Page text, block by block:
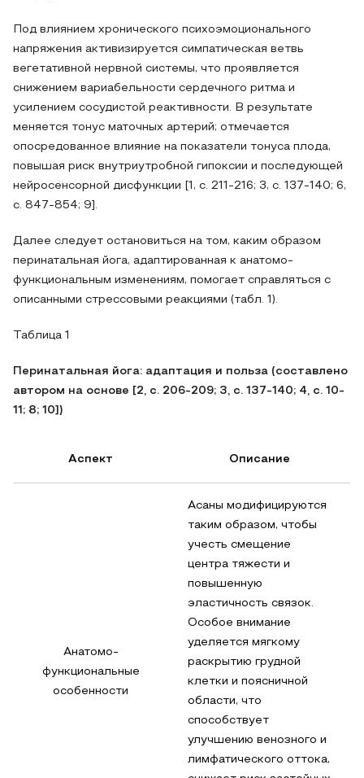
Под влиянием хронического психоэмоционального
напряжения активизируется симпатическая ветвь
вегетативной нервной системы, что проявляется
снижением вариабельности сердечного ритма и
усилением сосудистой реактивности. В результате
меняется тонус маточных артерий; отмечается
опосредованное влияние на показатели тонуса плода,
повышая риск внутриутробной гипоксии и последующей
нейросенсорной дисфункции [1, с. 211-216; 3, с. 137-140; 6,
с. 847-854; 9].
Далее следует остановиться на том, каким образом
перинатальная йога, адаптированная к анатомо-
функциональным изменениям, помогает справляться с
описанными стрессовыми реакциями (табл. 1).
Таблица 1
Перинатальная йога: адаптация и польза (составлено
автором на основе [2, с. 206-209; 3, с. 137-140; 4, с. 10-
11; 8; 10])
Аспект Описание
Анатомо-
функциональные
особенности
Асаны модифицируются
таким образом, чтобы
учесть смещение
центра тяжести и
повышенную
эластичность связок.
Особое внимание
уделяется мягкому
раскрытию грудной
клетки и поясничной
области, что
способствует
улучшению венозного и
лимфатического оттока,